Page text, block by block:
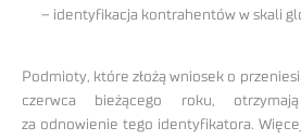
– identyfikacja kontrahentów w skali
Podmioty, które złożą wniosek o
czerwca bieżącego roku,
za odnowienie tego identyfikatora.